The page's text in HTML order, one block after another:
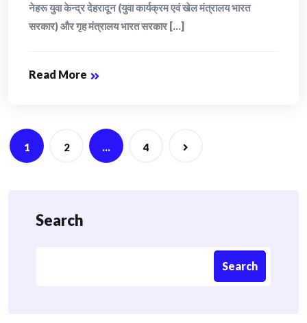
नेहरू युवा केन्द्र देहरादून (युवा कार्यक्रम एवं खेल मंत्रालय भारत
सरकार) और गृह मंत्रालय भारत सरकार [...]
Read More
Posts
navigation
1 2 … 4
Search
Search